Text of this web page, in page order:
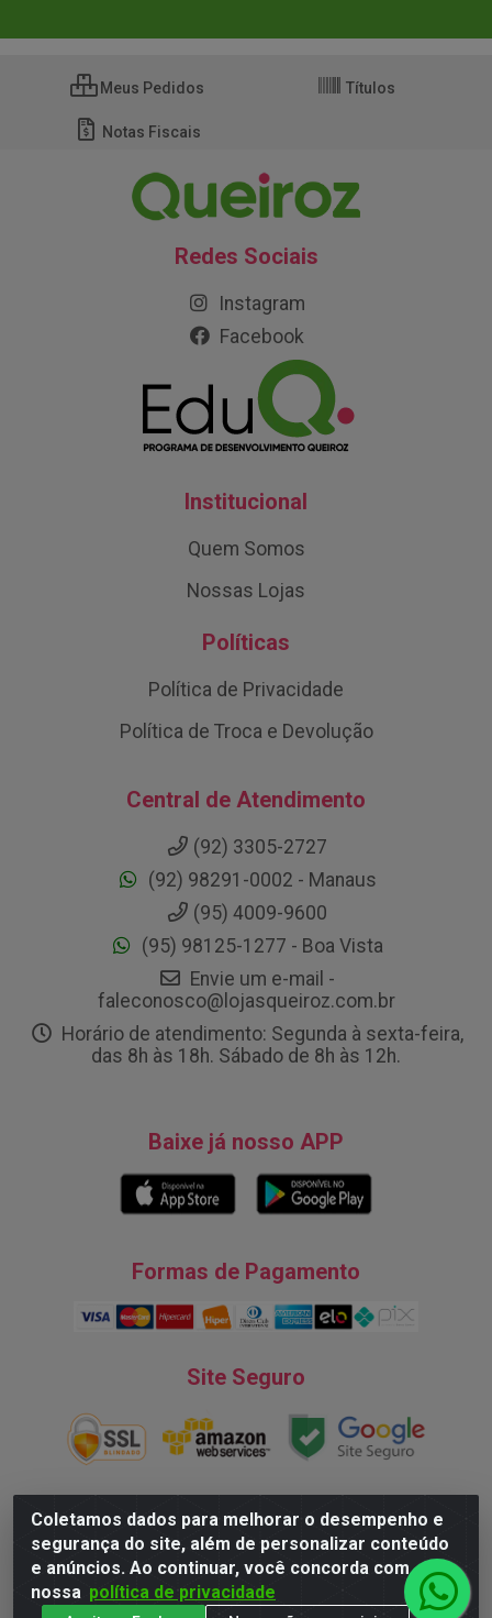
Coletamos dados para melhorar o desempenho e
segurança do site, além de personalizar conteúdo
e anúncios. Ao continuar, você concorda com
nossa política de privacidade
Meus Pedidos Títulos
Notas Fiscais
Redes Sociais
Instagram
Facebook
Institucional
Quem Somos
Nossas Lojas
Políticas
Política de Privacidade
Política de Troca e Devolução
Central de Atendimento
(92) 3305-2727
(92) 98291-0002 - Manaus
(95) 4009-9600
(95) 98125-1277 - Boa Vista
Envie um e-mail -
faleconosco@lojasqueiroz.com.br
Horário de atendimento: Segunda à sexta-feira,
das 8h às 18h. Sábado de 8h às 12h.
Baixe já nosso APP
Formas de Pagamento
Site Seguro
Natureza Comércio de Descartáveis LTDA - Endereço: Av. do
Turismo, 28, Tarumã - CNPJ:08.038.545/0001-07 © 2016
Todos dos direitos reservados.